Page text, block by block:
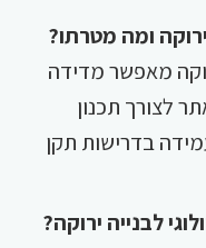
ירוקה ומה מטרתו?
מאפשר מדידה
לצורך תכנון
בדרישות תקן
לבנייה ירוקה?